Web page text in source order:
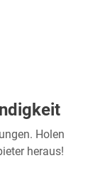
Holen
heraus!